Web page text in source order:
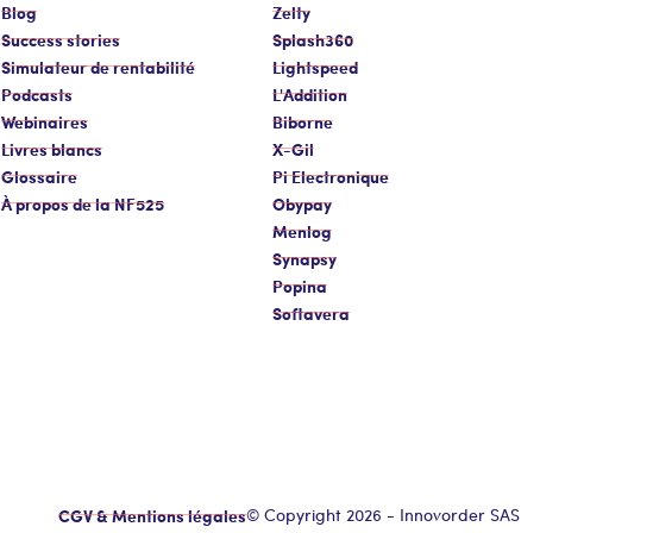
Blog
Success stories
Simulateur de rentabilité
Podcasts
Webinaires
Livres blancs
Glossaire
À propos de la NF525
Zelty
Splash360
Lightspeed
L'Addition
Biborne
X-Gil
Pi Electronique
Obypay
Menlog
Synapsy
Popina
Softavera
CGV & Mentions légales© Copyright 2026 - Innovorder SAS